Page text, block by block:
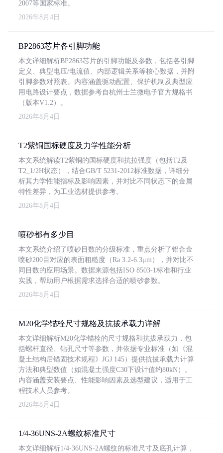
2007等国家标准。
2026年8月4日
BP2863芯片各引脚功能
本文详细解析BP2863芯片的引脚功能及参数，包括各引脚
定义、典型电压/电流值、内部逻辑关系等核心数据，并附
引脚参数对照表。内容涵盖驱动配置、保护机制及典型应
用电路设计要点，数据参考自杭州士兰微电子官方规格书
（版本V1.2）。
2026年8月4日
T2紫铜国标硬度及力学性能分析
本文系统解读T2紫铜的国标硬度和抗拉强度（包括T2及
T2_1/2H状态），结合GB/T 5231-2012标准数据，详细分
析其力学性能指标及影响因素，并对比不同状态下的金属
特性差异，为工业选材提供参考。
2026年8月4日
喷砂都有多少目
本文系统介绍了喷砂目数的分级标准，重点分析了铝合金
喷砂200目对应的表面粗糙度（Ra 3.2-6.3μm），并对比不
同目数的应用场景。数据来源包括ISO 8503-1标准和行业
实践，帮助用户根据需求选择合适的喷砂参数。
2026年8月4日
M20化学锚栓尺寸规格及抗拔承载力详解
本文详细解析M20化学锚栓的尺寸规格和抗拔承载力，包
括螺杆直径、钻孔尺寸等参数，并依据专业标准（如《混
凝土结构后锚固技术规程》JGJ 145）提供抗拔承载力计算
方法和典型数值（如混凝土强度C30下设计值约80kN）。
内容涵盖安装要点、性能影响因素及选型建议，适用于工
程技术人员参考。
2026年8月4日
1/4-36UNS-2A螺纹标准尺寸
本文详细解析1/4-36UNS-2A螺纹的标准尺寸及底孔计算，